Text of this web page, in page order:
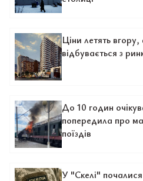
Ціни летять
відбувається з
До 10 годин
попередила про
поїздів
У "Скелі"